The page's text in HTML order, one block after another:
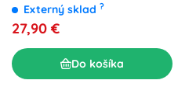
Externý sklad ?
27,90 €
Do košíka